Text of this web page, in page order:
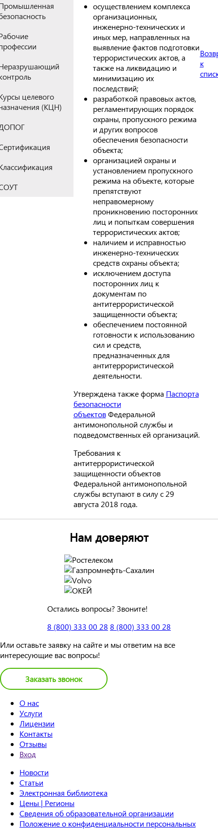
целевого
(КЦН)
осуществлением комплекса
организационных,
инженерно-технических и
иных мер, направленных на
выявление фактов подготовки
террористических актов, а
также на ликвидацию и
минимизацию их
последствий;
разработкой правовых актов,
регламентирующих порядок
охраны, пропускного режима
и других вопросов
обеспечения безопасности
объекта;
организацией охраны и
установлением пропускного
режима на объекте, которые
препятствуют
неправомерному
проникновению посторонних
лиц и попыткам совершения
террористических актов;
наличием и исправностью
инженерно-технических
средств охраны объекта;
исключением доступа
посторонних лиц к
документам по
антитеррористической
защищенности объекта;
обеспечением постоянной
готовности к использованию
сил и средств,
предназначенных для
антитеррористической
деятельности.
Утверждена также форма Паспорта
безопасности
объектовФедеральной
антимонопольной службы и
подведомственных ей организаций.
Требования к
антитеррористической
защищенности объектов
Федеральной антимонопольной
службы вступают в силу с 29
августа 2018 года.
к
Нам доверяют
Остались вопросы? Звоните!
8 (800) 333 00 28 8 (800) 333 00 28
Или оставьте заявку на сайте и мы ответим на все
интересующие вас вопросы!
Заказать звонок
О нас
Услуги
Лицензии
Контакты
Отзывы
Вход
Новости
Статьи
Электронная библиотека
Цены | Регионы
Сведения об образовательной организации
Положение о конфиденциальности персональных